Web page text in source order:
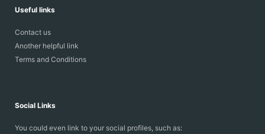
Useful links
Contact us
Another helpful link
Terms and Conditions
Social Links
You could even link to your social profiles, such as: